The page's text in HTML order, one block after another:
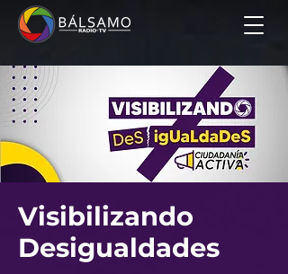
Visibilizando
Desigualdades